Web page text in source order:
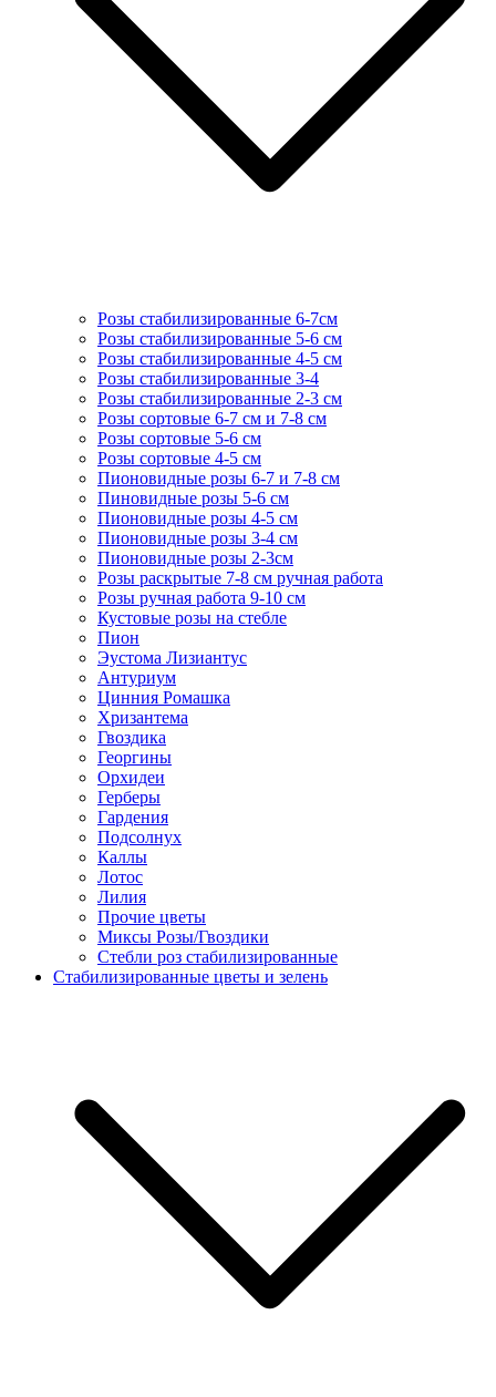
Розы стабилизированные 6-7см
Розы стабилизированные 5-6 см
Розы стабилизированные 4-5 см
Розы стабилизированные 3-4
Розы стабилизированные 2-3 см
Розы сортовые 6-7 см и 7-8 см
Розы сортовые 5-6 см
Розы сортовые 4-5 см
Пионовидные розы 6-7 и 7-8 см
Пиновидные розы 5-6 см
Пионовидные розы 4-5 см
Пионовидные розы 3-4 см
Пионовидные розы 2-3см
Розы раскрытые 7-8 см ручная работа
Розы ручная работа 9-10 см
Кустовые розы на стебле
Пион
Эустома Лизиантус
Антуриум
Цинния Ромашка
Хризантема
Гвоздика
Георгины
Орхидеи
Герберы
Гардения
Подсолнух
Каллы
Лотос
Лилия
Прочие цветы
Миксы Розы/Гвоздики
Стебли роз стабилизированные
Стабилизированные цветы и зелень